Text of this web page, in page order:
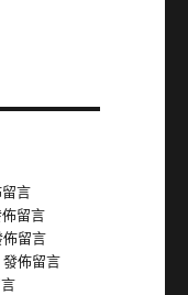
言
留言
佈留言
發佈留言